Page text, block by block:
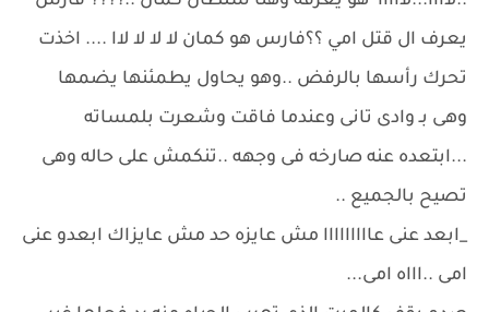
يعرف ال قتل امي ؟؟فارس هو كمان لا لا لا لاا .... اخذت
تحرك رأسها بالرفض ..وهو يحاول يطمئنها يضمها
وهى بـ وادى تانى وعندما فاقت وشعرت بلمساته
...ابتعده عنه صارخه فى وجهه ..تنكمش على حاله وهى
تصيح بالجميع ..
_ابعد عنى عااااااااا مش عايزه حد مش عايزاك ابعدو عنى
امى ..اااه امى...